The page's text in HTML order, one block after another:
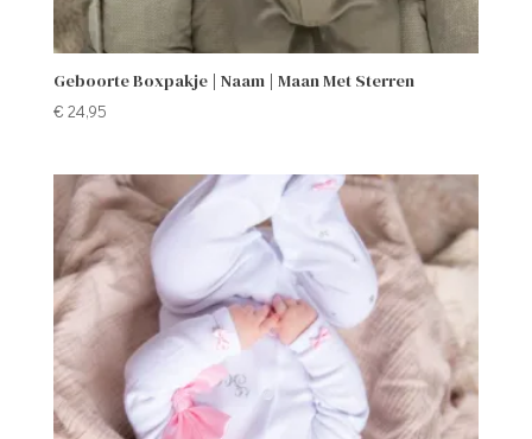
Geboorte Boxpakje | Naam | Maan Met Sterren
€ 24,95